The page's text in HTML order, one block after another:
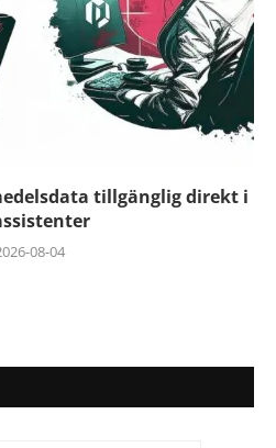
tillgänglig direkt i
08-04